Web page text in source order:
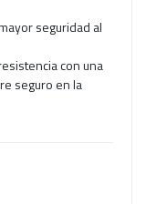
seguridad al
con una
seguro en la